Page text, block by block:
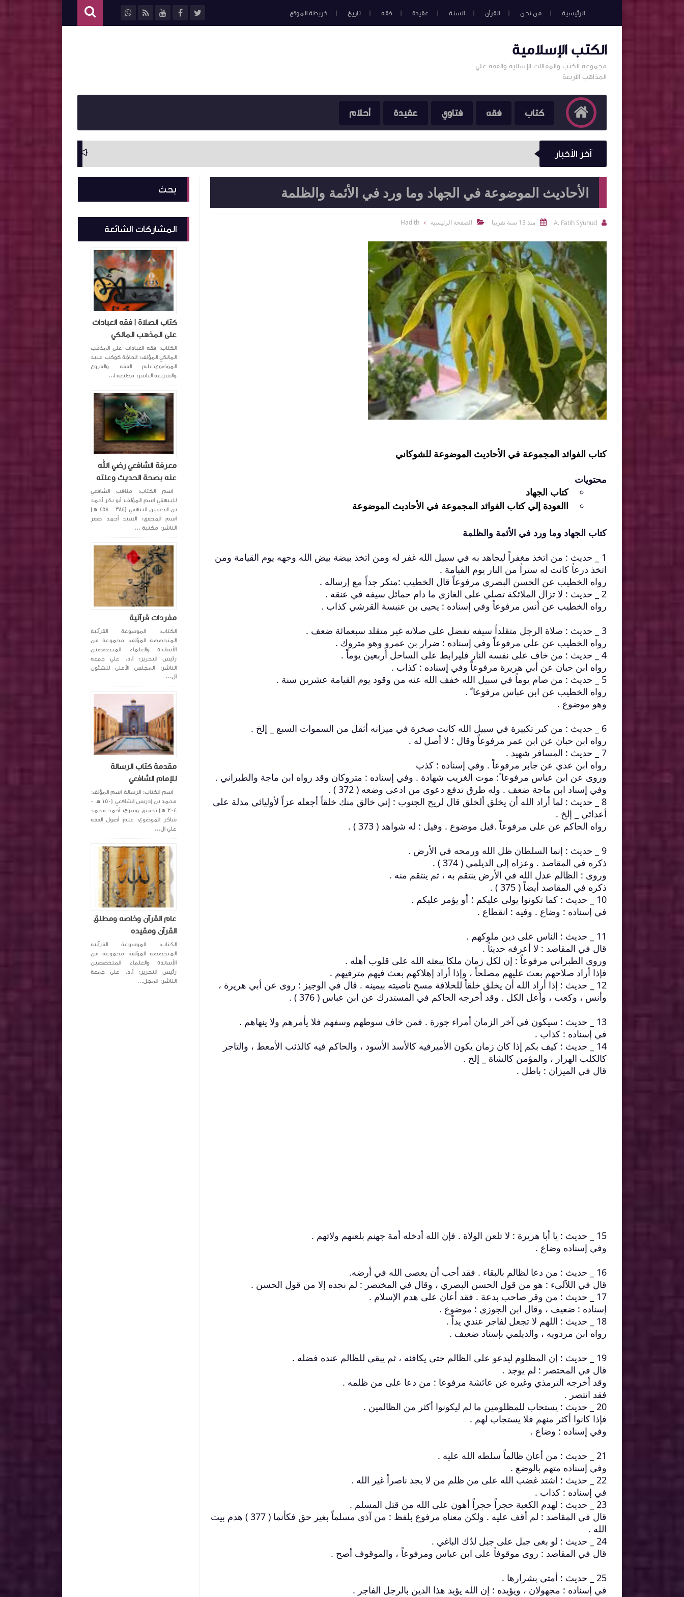
الرئيسية من نحن القرأن السنة عقيدة فقه تاريخ خريطة الموقع
الكتب الإسلامية
مجموعة الكتب والمقالات الإسلاية والفقه علي
المذاهب الأربعة
كتاب فقه فتاوي عقيدة أحلام
آخر الأخبار
الأحاديث الموضوعة في الجهاد وما ورد في الأئمة والظلمة

A. Fatih Syuhud
 منذ 13 سنة تقريبا  الصفحة الرئيسية Hadith
كتاب الفوائد المجموعة في الأحاديث الموضوعة للشوكاني
محتويات
كتاب الجهاد
االعودة إلي كتاب الفوائد المجموعة في الأحاديث الموضوعة
كتاب الجهاد وما ورد في الأئمة والظلمة
1 _ حديث : من اتخذ مغفراً ليجاهد به في سبيل الله غفر له ومن اتخذ بيضة بيض الله وجهه يوم القيامة ومن
اتخذ درعاً كانت له ستراً من النار يوم القيامة .
رواه الخطيب عن الحسن البصري مرفوعاً قال الخطيب :منكر جداً مع إرساله .
2 _ حديث : لا تزال الملائكة تصلي على الغازي ما دام حمائل سيفه في عنقه .
رواه الخطيب عن أنس مرفوعاً وفي إسناده : يحيى بن عنبسة القرشي كذاب .
3 _ حديث : صلاة الرجل متقلداً سيفه تفضل على صلاته غير متقلد سبعمائة ضعف .
رواه الخطيب عن علي مرفوعاً وفي إسناده : ضرار بن عمرو وهو متروك .
4 _ حديث : من خاف على نفسه النار فليرابط على الساحل أربعين يوماً .
رواه ابن حبان عن أبي هريرة مرفوعاً وفي إسناده : كذاب .
5 _ حديث : من صام يوماً في سبيل الله خفف الله عنه من وقود يوم القيامة عشرين سنة .
رواه الخطيب عن ابن عباس مرفوعا ً .
وهو موضوع .
6 _ حديث : من كبر تكبيرة في سبيل الله كانت صخرة في ميزانه أثقل من السموات السبع _ إلخ .
رواه ابن حبان عن ابن عمر مرفوعاً وقال : لا أصل له .
7 _ حديث : المسافر شهيد .
رواه ابن عدي عن جابر مرفوعاً . وفي إسناده : كذب
وروى عن ابن عباس مرفوعا ً: موت الغريب شهادة . وفي إسناده : متروكان وقد رواه ابن ماجة والطبراني .
وفي إسناد ابن ماجة ضعف . وله طرق تدفع دعوى من ادعى وضعه ( 372 ) .
8 _ حديث : لما أراد الله أن يخلق ألخلق قال لريح الجنوب : إني خالق منك خلقاً أجعله عزاً لأوليائي مذلة على
أعدائي _ إلخ .
رواه الحاكم عن على مرفوعاً .قيل موضوع . وقيل : له شواهد ( 373 ) .
9 _ حديث : إنما السلطان ظل الله ورمحه في الأرض .
ذكره في المقاصد . وعزاه إلى الديلمي ( 374 ) .
وروى : الظالم عدل الله في الأرض ينتقم به ، ثم ينتقم منه .
ذكره في المقاصد أيضاً ( 375 ) .
10 _ حديث : كما تكونوا يولى عليكم ؛ أو يؤمر عليكم .
في إسناده : وضاع . وفيه : انقطاع .
11 _ حديث : الناس على دين ملوكهم .
قال في المقاصد : لا أعرفه حديثاً .
وروى الطبراني مرفوعاً : إن لكل زمان ملكا يبعثه الله على قلوب أهله .
فإذا أراد صلاحهم بعث عليهم مصلحاً ، وإذا أراد إهلاكهم بعث فيهم مترفيهم .
12 _ حديث : إذا أراد الله أن يخلق خلقاً للخلافة مسح ناصيته بيمينه . قال في الوجيز : روى عن أبي هريرة ،
وأنس ، وكعب ، وأعل الكل . وقد أخرجه الحاكم في المستدرك عن ابن عباس ( 376 ) .
13 _ حديث : سيكون في آخر الزمان أمراء جورة . فمن خاف سوطهم وسفهم فلا يأمرهم ولا ينهاهم .
في إسناده : كذاب .
14 _ حديث : كيف بكم إذا كان زمان يكون الأميرفيه كالأسد الأسود ، والحاكم فيه كالذئب الأمعط ، والتاجر
كالكلب الهرار ، والمؤمن كالشاة _ إلخ .
قال في الميزان : باطل .
15 _ حديث : يا أبا هريرة : لا تلعن الولاة . فإن الله أدخله أمة جهنم بلعنهم ولاتهم .
وفي إسناده وضاع .
16 _ حديث : من دعا لظالم بالبقاء . فقد أحب أن يعصى الله في أرضه.
قال في اللآلىء : هو من قول الحسن البصري ، وقال في المختصر : لم نجده إلا من قول الحسن .
17 _ حديث : من وقر صاحب بدعة . فقد أعان على هدم الإسلام .
إسناده : ضعيف ، وقال ابن الجوزي : موضوع .
18 _ حديث : اللهم لا تجعل لفاجر عندي يداً .
رواه ابن مردويه ، والديلمي بإسناد ضعيف .
19 _ حديث : إن المظلوم ليدعو على الظالم حتى يكافئه ، ثم يبقى للظالم عنده فضله .
قال في المختصر : لم يوجد .
وقد أخرجه الترمذي وغيره عن عائشة مرفوعا : من دعا على من ظلمه .
فقد انتصر .
20 _ حديث : يستحاب للمظلومين ما لم ليكونوا أكثر من الظالمين .
فإذا كانوا أكثر منهم فلا يستجاب لهم .
وفي إسناده : وضاع .
21 _ حديث : من أعان ظالماً سلطه الله عليه .
وفي إسناده متهم بالوضع .
22 _ حديث : اشتد غضب الله على من ظلم من لا يجد ناصراً غير الله .
في إسناده : كذاب .
23 _ حديث : لهدم الكعبة حجراً حجراً أهون على الله من قتل المسلم .
قال في المقاصد : لم أقف عليه . ولكن معناه مرفوع بلفظ : من آذى مسلماً بغير حق فكأنما ( 377 ) هدم بيت
الله .
24 _ حديث : لو بغى جبل على جبل لدُك الباغي .
قال في المقاصد : روى موقوفاً على ابن عباس ومرفوعاً ، والموقوف أصح .
25 _ حديث : أمتي بشرارها .
في إسناده : مجهولان ، ويؤيده : إن الله يؤيد هذا الدين بالرجل الفاجر .
بحث
المشاركات الشائعة
كتاب الصلاة | فقه العبادات
على المذهب المالكي
الكتاب: فقه العبادات على المذهب
المالكي المؤلف: الحاجّة كوكب عبيد
الموضوع:علم الفقه والفروع
والشريعة الناشر: مطبعة ا...
معرفة الشافعي رضي الله
عنه بصحة الحديث وعلته
اسم الكتاب: مناقب الشافعي
للبيهقي اسم المؤلف: أبو بكر أحمد
بن الحسين البيهقي (٣٨٤ - ٤٥٨ هـ)
اسم المحقق: السيد أحمد صقر
الناشر: مكتبة ...
مفردات قرآنية
الكتاب: الموسوعة القرآنية
المتخصصة المؤلف: مجموعة من
الأساتذة والعلماء المتخصصين
رئيس التحرير: أ.د. علي جمعة
الناشر: المجلس الأعلى للشئون
ال...
مقدمة كتاب الرسالة
للإمام الشافعي
اسم الكتاب: الرسالة اسم المؤلف:
محمد بن إدريس الشافعي (١٥٠ هـ -
٢٠٤ هـ) تحقيق وشرح: أحمد محمد
شاكر الموضوع: علم أصول الفقه
علي ال...
عام القرآن وخاصه ومطلق
القرآن ومقيده
الكتاب: الموسوعة القرآنية
المتخصصة المؤلف: مجموعة من
الأساتذة والعلماء المتخصصين
رئيس التحرير: أ.د. علي جمعة
الناشر: المجل...